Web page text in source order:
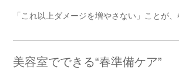
「これ以上ダメージを増やさない」ことが、
美容室でできる“春準備ケア”